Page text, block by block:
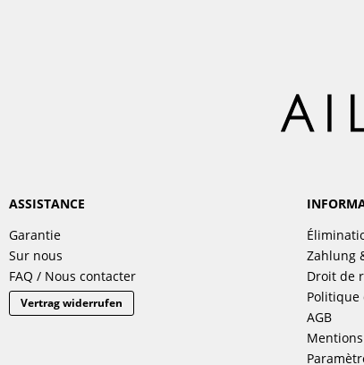
ASSISTANCE
Garantie
Sur nous
FAQ / Nous contacter
Vertrag widerrufen
Zahlung
Droit de
AGB